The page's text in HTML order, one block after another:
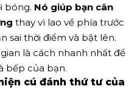
bóng. Nó giúp bạn cân
thay vì lao về phía trước
sai thời điểm và bật lên.
là cách nhanh nhất để
bếp của bạn.
cú đánh thứ tư của